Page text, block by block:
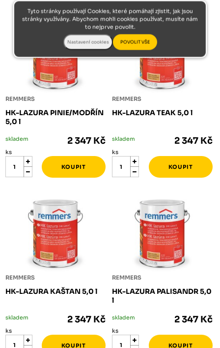
REMMERS
HK-LAZURA PINIE/MODŘÍN
5,0 l
skladem 2 347 Kč
ks
REMMERS
HK-LAZURA TEAK 5,0 l
skladem 2 347 Kč
ks
REMMERS
HK-LAZURA KAŠTAN 5,0 l
skladem 2 347 Kč
ks
REMMERS
HK-LAZURA PALISANDR 5,0
l
skladem 2 347 Kč
ks
Tyto stránky používají Cookies, které pomáhají zjistit, jak jsou
stránky využívány. Abychom mohli cookies používat, musíte nám
to nejprve povolit.